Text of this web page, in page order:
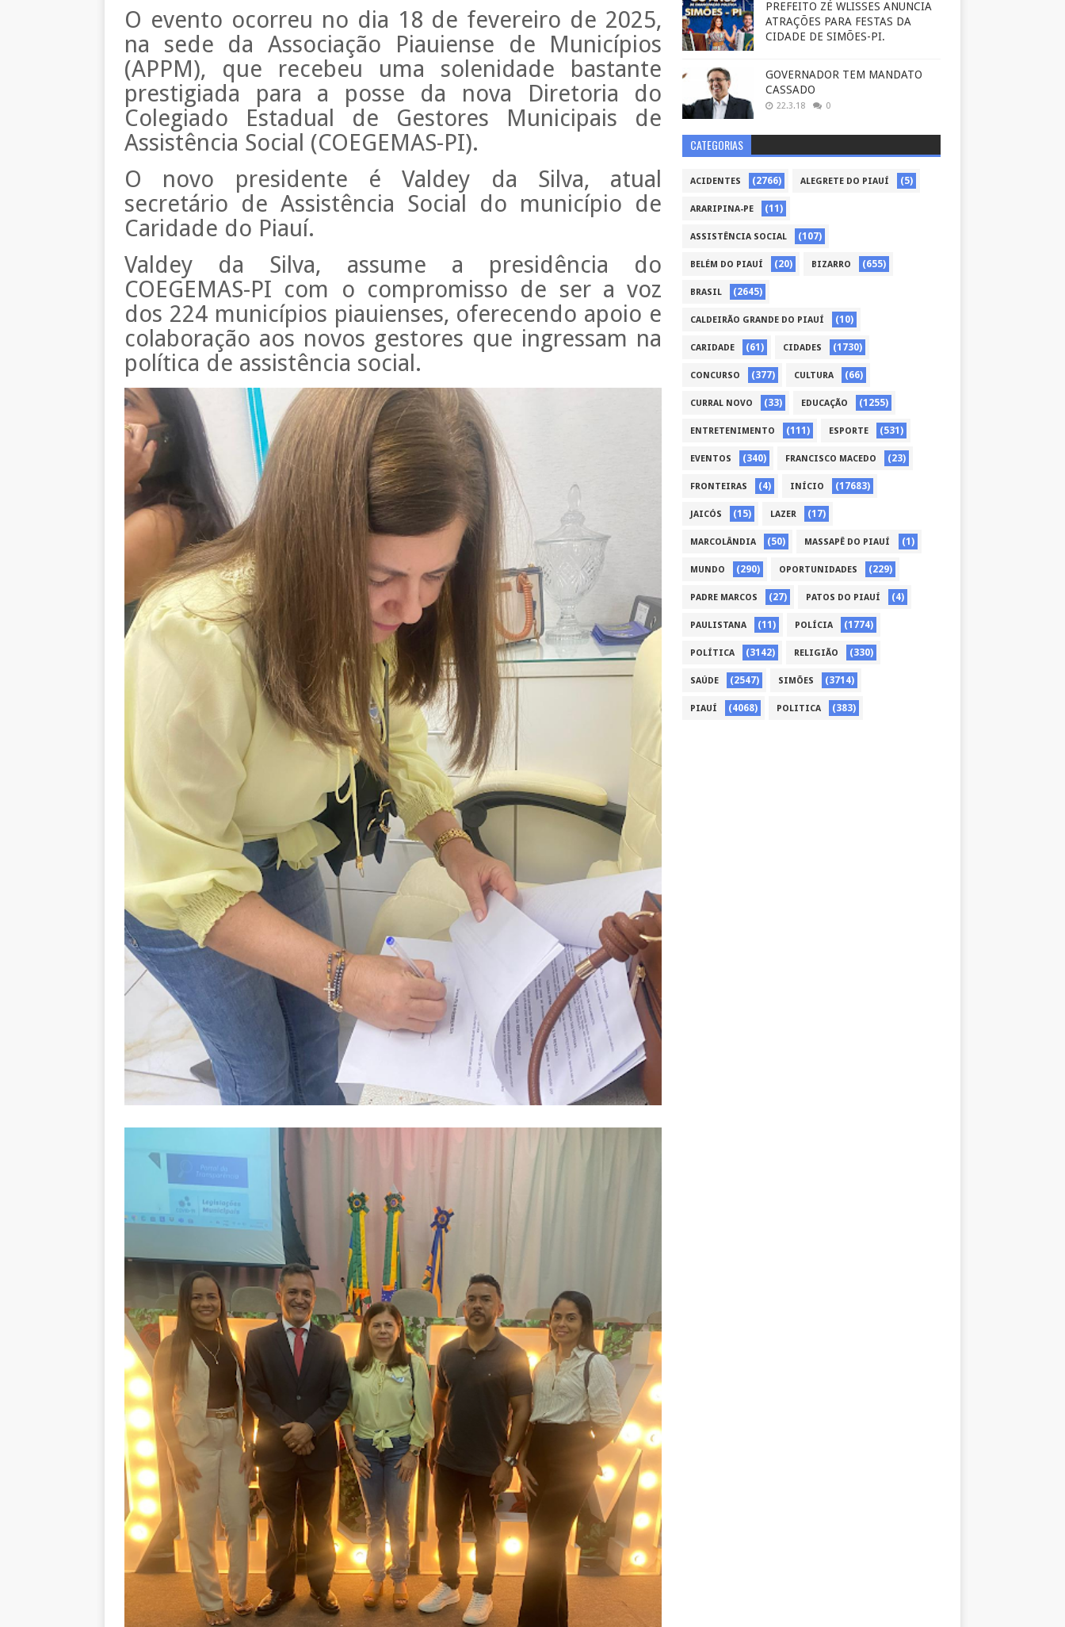
O evento ocorreu no dia 18 de fevereiro de 2025,
na sede da Associação Piauiense de Municípios
(APPM), que recebeu uma solenidade bastante
prestigiada para a posse da nova Diretoria do
Colegiado Estadual de Gestores Municipais de
Assistência Social (COEGEMAS-PI).
O novo presidente é Valdey da Silva, atual
secretário de Assistência Social do município de
Caridade do Piauí.
Valdey da Silva, assume a presidência do
COEGEMAS-PI com o compromisso de ser a voz
dos 224 municípios piauienses, oferecendo apoio e
colaboração aos novos gestores que ingressam na
política de assistência social.
PREFEITO ZÉ WLISSES ANUNCIA
ATRAÇÕES PARA FESTAS DA
CIDADE DE SIMÕES-PI.
GOVERNADOR TEM MANDATO
CASSADO
22.3.18 0
CATEGORIAS
ACIDENTES (2766) ALEGRETE DO PIAUÍ (5)
ARARIPINA-PE (11)
ASSISTÊNCIA SOCIAL (107)
BELÉM DO PIAUÍ (20) BIZARRO (655)
BRASIL (2645)
CALDEIRÃO GRANDE DO PIAUÍ (10)
CARIDADE (61) CIDADES (1730)
CONCURSO (377) CULTURA (66)
CURRAL NOVO (33) EDUCAÇÃO (1255)
ENTRETENIMENTO (111) ESPORTE (531)
EVENTOS (340) FRANCISCO MACEDO (23)
FRONTEIRAS (4) INÍCIO (17683)
JAICÓS (15) LAZER (17)
MARCOLÂNDIA (50) MASSAPÊ DO PIAUÍ (1)
MUNDO (290) OPORTUNIDADES (229)
PADRE MARCOS (27) PATOS DO PIAUÍ (4)
PAULISTANA (11) POLÍCIA (1774)
POLÍTICA (3142) RELIGIÃO (330)
SAÚDE (2547) SIMÕES (3714)
PIAUÍ (4068) POLITICA (383)